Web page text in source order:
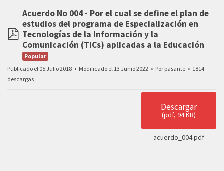
pdf
Acuerdo No 004 - Por el cual se define el plan de
estudios del programa de Especialización en
Tecnologías de la Información y la
Comunicación (TICs) aplicadas a la Educación
Popular
Publicado el 05 Julio 2018
Modificado el 13 Junio 2022 Por pasante
1814
descargas
Descargar
(pdf, 94 KB)
acuerdo_004.pdf